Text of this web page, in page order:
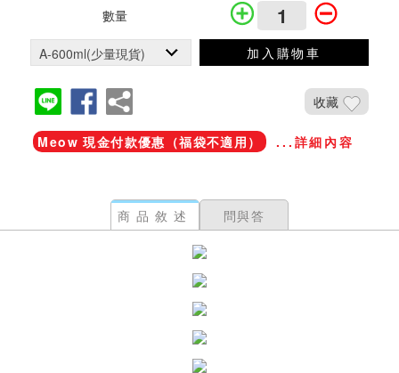
數量
加入購物車
收藏
Meow 現金付款優惠（福袋不適用） ...詳細內容
商品敘述 問與答